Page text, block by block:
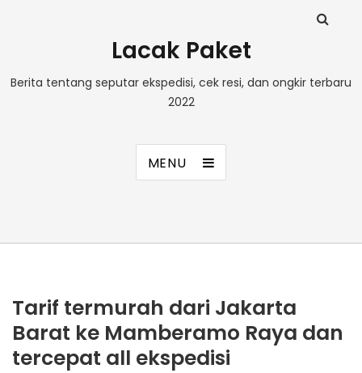
Lacak Paket
Berita tentang seputar ekspedisi, cek resi, dan ongkir terbaru
2022
MENU
Tarif termurah dari Jakarta
Barat ke Mamberamo Raya dan
tercepat all ekspedisi